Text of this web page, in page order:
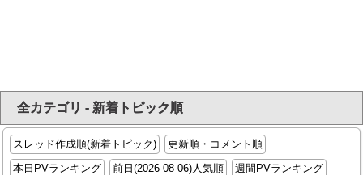
全カテゴリ - 新着トピック順
スレッド作成順(新着トピック)
更新順・コメント順
本日PVランキング
前日(2026-08-06)人気順
週間PVランキング